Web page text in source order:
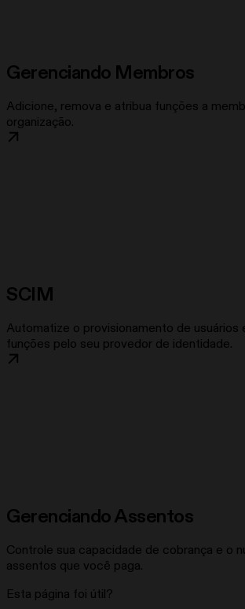
Gerenciando Membros
Adicione, remova e atribua funções a
organização.
SCIM
Automatize o provisionamento de usuários
funções pelo seu provedor de identidade.
Gerenciando Assentos
Controle sua capacidade de cobrança e o
assentos que você paga.
Esta página foi útil?